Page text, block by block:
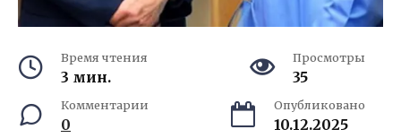
Время чтения
3 мин.
Просмотры
35
Комментарии
0
Опубликовано
10.12.2025